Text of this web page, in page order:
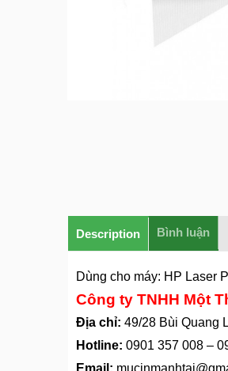
Description Bình luận
Dùng cho máy: HP Laser
Công ty TNHH Một
Địa chỉ: 49/28 Bùi Quang
Hotline: 0901 357 008 –